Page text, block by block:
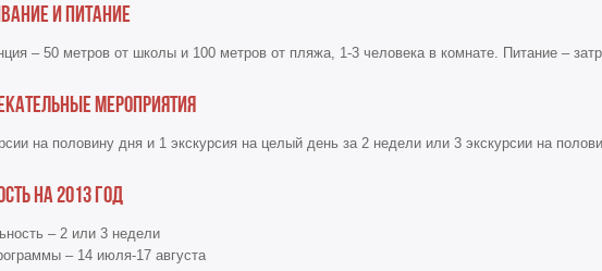
и питание
– 50 метров от школы и 100 метров от пляжа, 1-3 человека в комнате. Питание –
мероприятия
на половину дня и 1 экскурсия на целый день за 2 недели или 3 экскурсии на
на 2013 год
– 2 или 3 недели
– 14 июля-17 августа